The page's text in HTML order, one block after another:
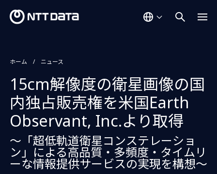
ホーム ニュース
15cm解像度の衛星画像の国
内独占販売権を米国Earth
Observant, Inc.より取得
～「超低軌道衛星コンステレーショ
ン」による高品質・多頻度・タイムリ
ーな情報提供サービスの実現を構想～